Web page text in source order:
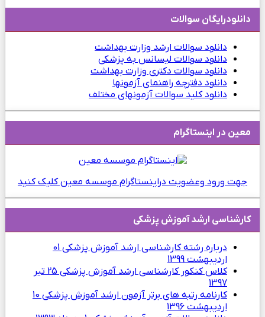
دانلودرایگان سوالات
دانلود سوالات ارشد وزارت بهداشت
دانلود سوالات لیسانس به پزشکی
دانلود سوالات دکتری وزارت بهداشت
دانلود دفترچه راهنمای آزمونها
دانلود کلید سوالات آزمونهای مختلف
معین در اینستاگرام
جهت ورود وعضویت دراینستاگرام موسسه معین کلیک کنید
كارشناسی ارشد آموزش پزشکی
درباره رشته کارشناسی ارشد آموزش پزشکی 01
ارديبهشت 1399
کلاس کنکور کارشناسی ارشد آموزش پزشکی
25 تیر
1397
کارنامه رتبه های برتر آزمون ارشد آموزش پزشکی 10
ارديبهشت 1396